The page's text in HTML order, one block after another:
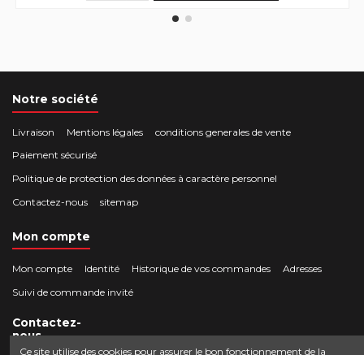
Notre société
Livraison Mentions légales
conditions generales de vente
Paiement sécurisé
Politique de protection des données à caractère personnel
Contactez-nous
sitemap
Mon compte
Mon compte Identité Historique de vos commandes
Adresses
Suivi de commande invité
Contactez-
nous
Ce site utilise des cookies pour assurer le bon fonctionnement de la